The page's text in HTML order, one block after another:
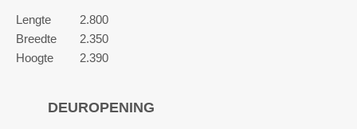
Lengte
2.800
Breedte
2.350
Hoogte
2.390
DEUROPENING